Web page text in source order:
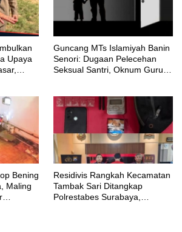
Upaya
Guncang MTs Islamiyah Banin
Senori: Dugaan Pelecehan
Seksual Santri, Oknum Guru
Bening
Maling
Residivis Rangkah Kecamatan
Tambak Sari Ditangkap
Polrestabes Surabaya,